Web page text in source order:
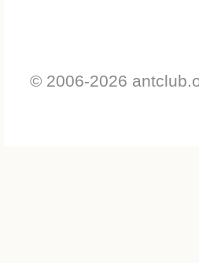
© 2006-2026